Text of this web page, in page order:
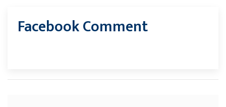
Facebook Comment